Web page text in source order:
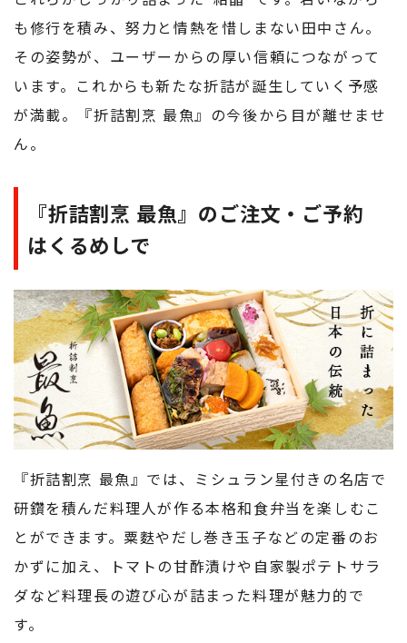
も修行を積み、努力と情熱を惜しまない田中さん。
その姿勢が、ユーザーからの厚い信頼につながって
います。これからも新たな折詰が誕生していく予感
が満載。『折詰割烹 最魚』の今後から目が離せませ
ん。
『折詰割烹 最魚』のご注文・ご予約
はくるめしで
『折詰割烹 最魚』では、ミシュラン星付きの名店で
研鑽を積んだ料理人が作る本格和食弁当を楽しむこ
とができます。粟麩やだし巻き玉子などの定番のお
かずに加え、トマトの甘酢漬けや自家製ポテトサラ
ダなど料理長の遊び心が詰まった料理が魅力的で
す。